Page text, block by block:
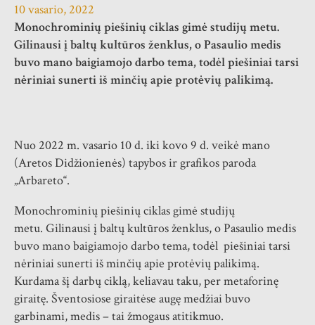
10 vasario, 2022
Monochrominių piešinių ciklas gimė studijų metu.
Gilinausi į baltų kultūros ženklus, o Pasaulio medis
buvo mano baigiamojo darbo tema, todėl piešiniai tarsi
nėriniai sunerti iš minčių apie protėvių palikimą.
Nuo 2022 m. vasario 10 d. iki kovo 9 d. veikė mano
(Aretos Didžionienės) tapybos ir grafikos paroda
„Arbareto“.
Monochrominių piešinių ciklas gimė studijų
metu. Gilinausi į baltų kultūros ženklus, o Pasaulio medis
buvo mano baigiamojo darbo tema, todėl piešiniai tarsi
nėriniai sunerti iš minčių apie protėvių palikimą.
Kurdama šį darbų ciklą, keliavau taku, per metaforinę
giraitę. Šventosiose giraitėse augę medžiai buvo
garbinami, medis – tai žmogaus atitikmuo.